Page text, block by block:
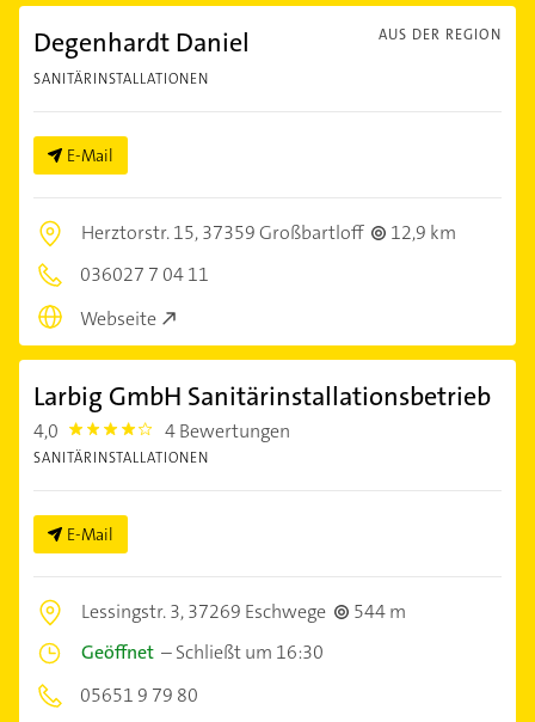
AUS DER REGION
Degenhardt Daniel
SANITÄRINSTALLATIONEN
E-Mail
Herztorstr. 15,37359 Großbartloff
12,9 km
036027 7 04 11
Webseite
Larbig GmbH Sanitärinstallationsbetrieb
4,0 4.0 4 Bewertungen
SANITÄRINSTALLATIONEN
E-Mail
Lessingstr. 3,37269 Eschwege
544 m
Geöffnet –Schließt um 16:30
05651 9 79 80